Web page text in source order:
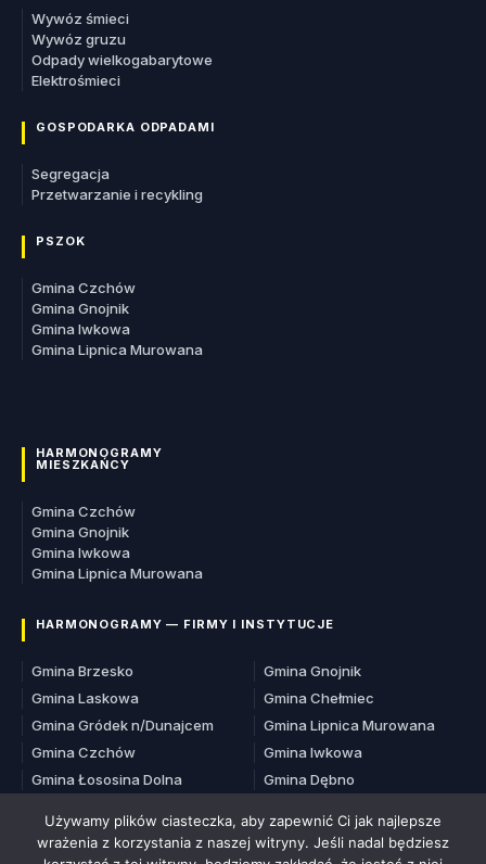
Wywóz śmieci
Wywóz gruzu
Odpady wielkogabarytowe
Elektrośmieci
GOSPODARKA ODPADAMI
Segregacja
Przetwarzanie i recykling
PSZOK
Gmina Czchów
Gmina Gnojnik
Gmina Iwkowa
Gmina Lipnica Murowana
HARMONOGRAMY
MIESZKAŃCY
Gmina Czchów
Gmina Gnojnik
Gmina Iwkowa
Gmina Lipnica Murowana
HARMONOGRAMY — FIRMY I INSTYTUCJE
Gmina Brzesko
Gmina Gnojnik
Gmina Laskowa
Gmina Chełmiec
Gmina Gródek n/Dunajcem
Gmina Lipnica Murowana
Gmina Czchów
Gmina Iwkowa
Gmina Łososina Dolna
Gmina Dębno
Używamy plików ciasteczka, aby zapewnić Ci jak najlepsze
wrażenia z korzystania z naszej witryny. Jeśli nadal będziesz